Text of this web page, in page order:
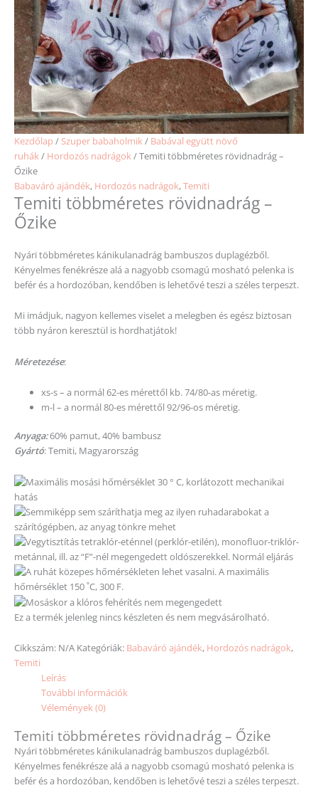
Kezdőlap / Szuper babaholmik/ Babával együtt növő
ruhák/ Hordozós nadrágok/ Temiti többméretes rövidnadrág –
Őzike
Babaváró ajándék, Hordozós nadrágok,Temiti
Temiti többméretes rövidnadrág –
Őzike
Nyári többméretes kánikulanadrág bambuszos duplagézből.
Kényelmes fenékrésze alá a nagyobb csomagú mosható pelenka is
befér és a hordozóban, kendőben is lehetővé teszi a széles terpeszt.
Mi imádjuk, nagyon kellemes viselet a melegben és egész biztosan
több nyáron keresztül is hordhatjátok!
Méretezése:
xs-s – a normál 62-es mérettől kb. 74/80-as méretig.
m-l – a normál 80-es mérettől 92/96-os méretig.
Anyaga:60% pamut, 40% bambusz
Gyártó: Temiti, Magyarország
Ez a termék jelenleg nincs készleten és nem megvásárolható.
Cikkszám: N/A Kategóriák: Babaváró ajándék, Hordozós nadrágok,
Temiti
Leírás
További információk
Vélemények (0)
Temiti többméretes rövidnadrág – Őzike
Nyári többméretes kánikulanadrág bambuszos duplagézből.
Kényelmes fenékrésze alá a nagyobb csomagú mosható pelenka is
befér és a hordozóban, kendőben is lehetővé teszi a széles terpeszt.